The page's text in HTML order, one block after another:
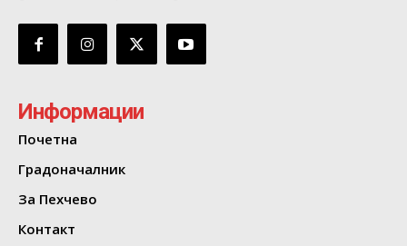
Информации
Почетна
Градоначалник
За Пехчево
Контакт